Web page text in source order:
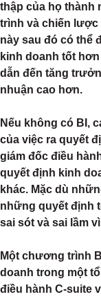
thập của họ thành
trình và chiến lược
này sau đó có thể
kinh doanh tốt
dẫn đến tăng
nhuận cao hơn.
Nếu không có BI,
của việc ra quyết
giám đốc điều
quyết định kinh
khác. Mặc dù
những quyết định
sai sót và sai lầm
Một chương trình
doanh trong một
điều hành C-suite